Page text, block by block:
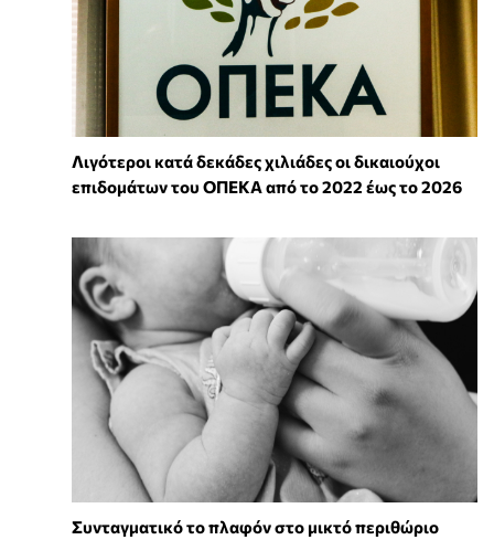
Λιγότεροι κατά δεκάδες χιλιάδες οι δικαιούχοι
επιδομάτων του ΟΠΕΚΑ από το 2022 έως το 2026
Συνταγματικό το πλαφόν στο μικτό περιθώριο